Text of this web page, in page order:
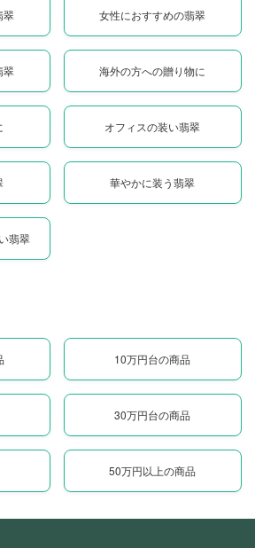
翠 女性におすすめの翡翠
翠 海外の方への贈り物に
オフィスの装い翡翠
華やかに装う翡翠
翡翠
10万円台の商品
30万円台の商品
50万円以上の商品